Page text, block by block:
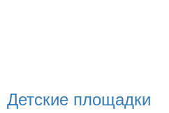
Детские площадки